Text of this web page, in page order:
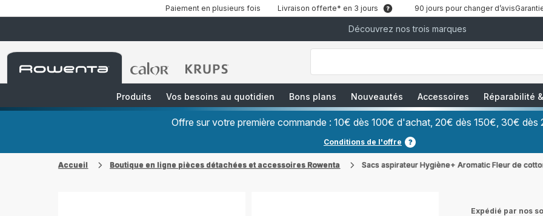
Paiement en plusieurs fois Livraison offerte* en 3 jours 90 jours pour changer d’avis
Découvrez nos trois marques
Accueil
Rowenta
Accueil
Accueil
["Que
recherchez-
Café
Grains","Centrales
Vapeurs","Sèche
Produits Vos besoins au quotidien Bons plans Nouveautés Accessoires Réparabilité
Offre sur votre première commande : 10€ dès 100€ d'achat, 20€ dès 150€, 30€ dès
Conditions de l'offre
Accueil Boutique en ligne pièces détachées et accessoires Rowenta Sacs aspirateur Hygiène+ Aromatic Fleur de
Expédié par nos